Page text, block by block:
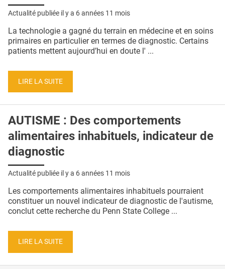
L'APP
PUBLICITÉ
CONTACT
Actualité publiée il y a 6 années 11 mois
La technologie a gagné du terrain en médecine et en soins
primaires en particulier en termes de diagnostic. Certains
patients mettent aujourd’hui en doute l' ...
LIRE LA SUITE
AUTISME : Des comportements
alimentaires inhabituels, indicateur de
diagnostic
Actualité publiée il y a 6 années 11 mois
Les comportements alimentaires inhabituels pourraient
constituer un nouvel indicateur de diagnostic de l'autisme,
conclut cette recherche du Penn State College ...
LIRE LA SUITE